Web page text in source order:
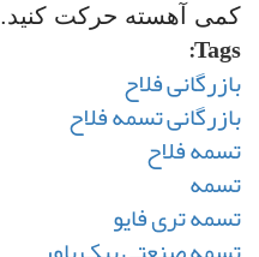
کمی آهسته حرکت کنید.
Tags:
بازرگانی فلاح
بازرگانی تسمه فلاح
تسمه فلاح
تسمه
تسمه تری فایو